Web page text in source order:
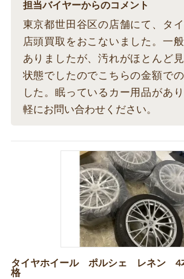
担当バイヤーからのコメント
東京都世田谷区の店舗にて、タ
店頭買取をおこないました。一
ありましたが、汚れがほとんど
状態でしたのでこちらの金額で
した。眠っているカー用品があ
軽にお問い合わせください。
タイヤホイール ポルシェ レネン 4
格